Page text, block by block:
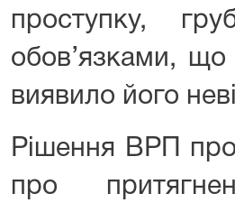
проступку,
обов’язками, що
виявило його
Рішення ВРП
про